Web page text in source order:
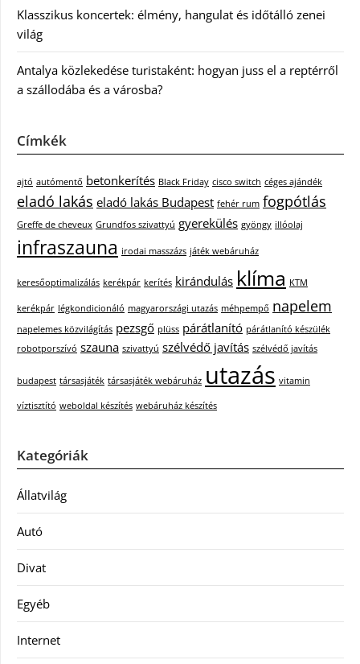
Klasszikus koncertek: élmény, hangulat és időtálló zenei
világ
Antalya közlekedése turistaként: hogyan juss el a reptérről
a szállodába és a városba?
Címkék
ajtó autómentő betonkerítés Black Friday cisco switch céges ajándék
eladó lakás eladó lakás Budapest fehér rum fogpótlás
Greffe de cheveux Grundfos szivattyú gyerekülés gyöngy illóolaj
infraszauna irodai masszázs játék webáruház
keresőoptimalizálás kerékpár kerítés kirándulás klíma KTM
kerékpár légkondicionáló magyarországi utazás méhpempő napelem
napelemes közvilágítás pezsgő plüss párátlanító párátlanító készülék
robotporszívó szauna szivattyú szélvédő javítás szélvédő javítás
budapest társasjáték társasjáték webáruház utazás vitamin
víztisztító weboldal készítés webáruház készítés
Kategóriák
Állatvilág
Autó
Divat
Egyéb
Internet